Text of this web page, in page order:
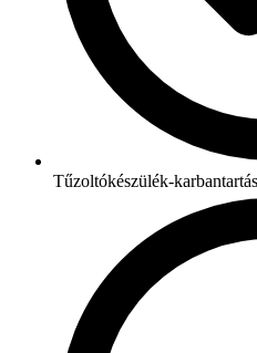
Tűzoltókészülék-